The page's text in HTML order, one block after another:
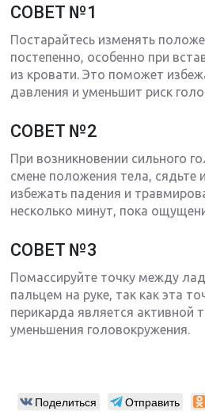
СОВЕТ №1
Постарайтесь изменять
постепенно, особенно при
из кровати. Это поможет
давления и уменьшит риск
СОВЕТ №2
При возникновении сильного
смене положения тела, сядьте
избежать падения и
несколько минут, пока
СОВЕТ №3
Помассируйте точку между
пальцем на руке, так как эта
перикарда является активной
уменьшения головокружения.
Поделиться Отправить